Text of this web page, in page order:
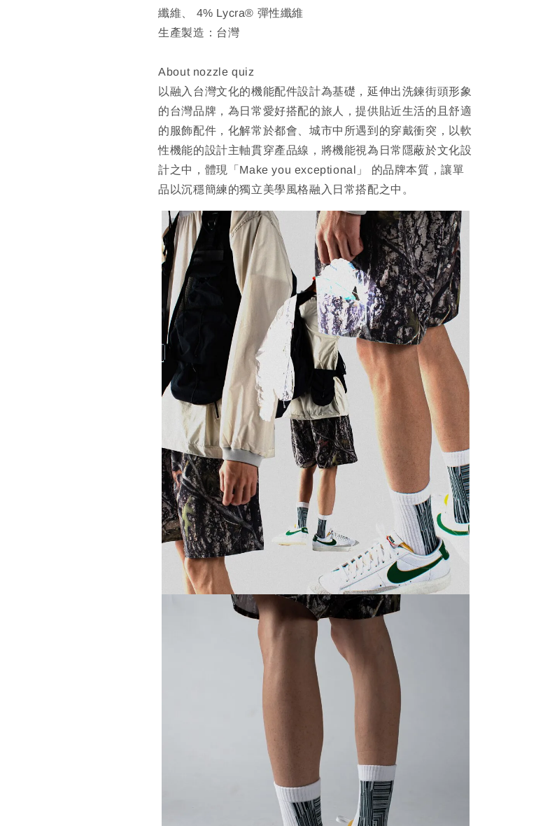
纖維、 4% Lycra® 彈性纖維
生產製造：台灣
About nozzle quiz
以融入台灣文化的機能配件設計為基礎，延伸出洗鍊街頭形象
的台灣品牌，為日常愛好搭配的旅人，提供貼近生活的且舒適
的服飾配件，化解常於都會、城市中所遇到的穿戴衝突，以軟
性機能的設計主軸貫穿產品線，將機能視為日常隱蔽於文化設
計之中，體現「Make you exceptional」 的品牌本質，讓單
品以沉穩簡練的獨立美學風格融入日常搭配之中。